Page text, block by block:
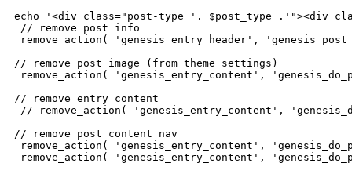
echo '<div class="post-type '. $post_type .'"><div
// remove post info
remove_action( 'genesis_entry_header',
// remove post image (from theme settings)
remove_action( 'genesis_entry_content',
// remove entry content
// remove_action( 'genesis_entry_content',
// remove post content nav
remove_action( 'genesis_entry_content',
remove_action( 'genesis_entry_content',